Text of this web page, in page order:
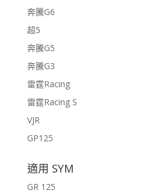
奔騰G6
超5
奔騰G5
奔騰G3
雷霆Racing
雷霆Racing S
VJR
GP125
適用 SYM
GR 125